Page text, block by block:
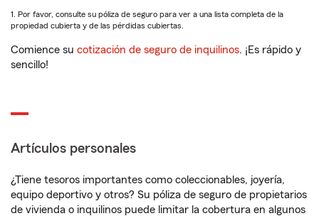
1. Por favor, consulte su póliza de seguro para ver a una lista completa de la
propiedad cubierta y de las pérdidas cubiertas.
Comience su cotización de seguro de inquilinos. ¡Es rápido y
sencillo!
Artículos personales
¿Tiene tesoros importantes como coleccionables, joyería,
equipo deportivo y otros? Su póliza de seguro de propietarios
de vivienda o inquilinos puede limitar la cobertura en algunos